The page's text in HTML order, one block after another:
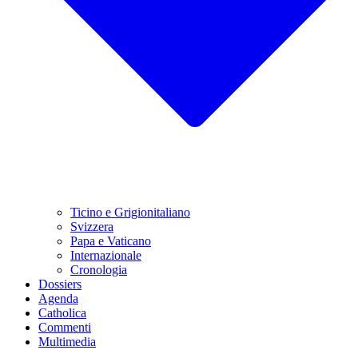
Ticino e Grigionitaliano
Svizzera
Papa e Vaticano
Internazionale
Cronologia
Dossiers
Agenda
Catholica
Commenti
Multimedia